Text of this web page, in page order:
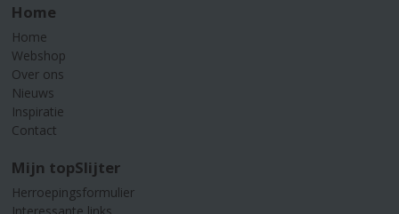
Home
Home
Webshop
Over ons
Nieuws
Inspiratie
Contact
Mijn topSlijter
Herroepingsformulier